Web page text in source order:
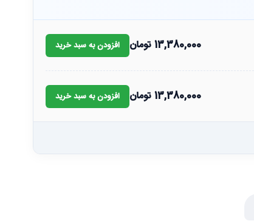
13,380,000تومان افزودن به سبد خرید
13,380,000تومان افزودن به سبد خرید